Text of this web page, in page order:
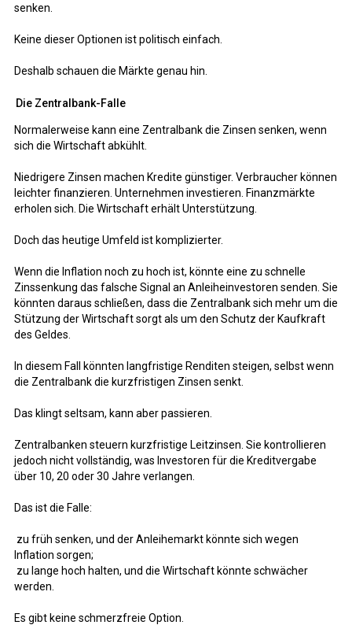
senken.
Keine dieser Optionen ist politisch einfach.
Deshalb schauen die Märkte genau hin.
Die Zentralbank-Falle
Normalerweise kann eine Zentralbank die Zinsen senken, wenn
sich die Wirtschaft abkühlt.
Niedrigere Zinsen machen Kredite günstiger. Verbraucher können
leichter finanzieren. Unternehmen investieren. Finanzmärkte
erholen sich. Die Wirtschaft erhält Unterstützung.
Doch das heutige Umfeld ist komplizierter.
Wenn die Inflation noch zu hoch ist, könnte eine zu schnelle
Zinssenkung das falsche Signal an Anleiheinvestoren senden. Sie
könnten daraus schließen, dass die Zentralbank sich mehr um die
Stützung der Wirtschaft sorgt als um den Schutz der Kaufkraft
des Geldes.
In diesem Fall könnten langfristige Renditen steigen, selbst wenn
die Zentralbank die kurzfristigen Zinsen senkt.
Das klingt seltsam, kann aber passieren.
Zentralbanken steuern kurzfristige Leitzinsen. Sie kontrollieren
jedoch nicht vollständig, was Investoren für die Kreditvergabe
über 10, 20 oder 30 Jahre verlangen.
Das ist die Falle:
zu früh senken, und der Anleihemarkt könnte sich wegen
Inflation sorgen;
zu lange hoch halten, und die Wirtschaft könnte schwächer
werden.
Es gibt keine schmerzfreie Option.